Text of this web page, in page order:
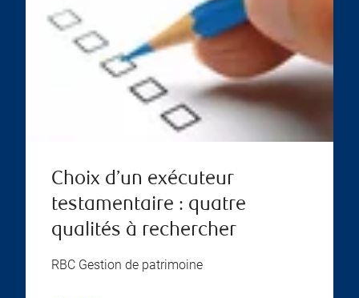
Choix d’un exécuteur
testamentaire : quatre
qualités à rechercher
RBC Gestion de patrimoine